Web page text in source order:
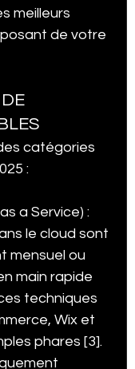
meilleurs
de votre
catégories
:
as a Service) :
le cloud sont
mensuel ou
main rapide
techniques
Wix et
phares [3].